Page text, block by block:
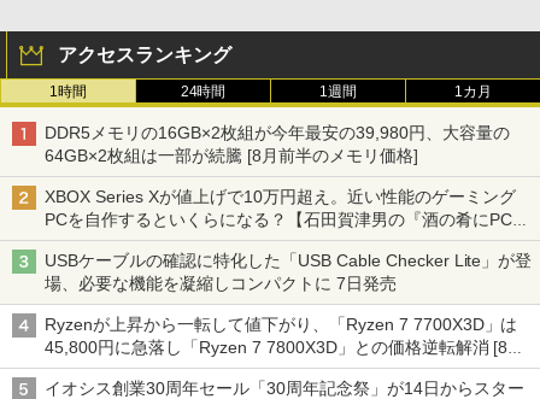
アクセスランキング
1時間 24時間 1週間 1カ月
DDR5メモリの16GB×2枚組が今年最安の39,980円、大容量の
64GB×2枚組は一部が続騰 [8月前半のメモリ価格]
XBOX Series Xが値上げで10万円超え。近い性能のゲーミング
PCを自作するといくらになる？【石田賀津男の『酒の肴にPCゲ
ーム』】
USBケーブルの確認に特化した「USB Cable Checker Lite」が登
場、必要な機能を凝縮しコンパクトに 7日発売
Ryzenが上昇から一転して値下がり、「Ryzen 7 7700X3D」は
45,800円に急落し「Ryzen 7 7800X3D」との価格逆転解消 [8月
前半のCPU価格]
イオシス創業30周年セール「30周年記念祭」が14日からスター